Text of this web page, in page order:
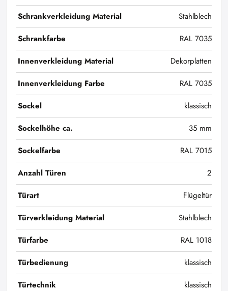
Schrankverkleidung Material
Stahlblech
Schrankfarbe
RAL 7035
Innenverkleidung Material
Dekorplatten
Innenverkleidung Farbe
RAL 7035
Sockel
klassisch
Sockelhöhe ca.
35 mm
Sockelfarbe
RAL 7015
Anzahl Türen
2
Türart
Flügeltür
Türverkleidung Material
Stahlblech
Türfarbe
RAL 1018
Türbedienung
klassisch
Türtechnik
klassisch